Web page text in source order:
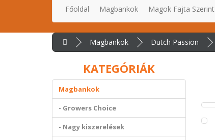
Főoldal Magbankok Magok Fajta Szerint
Magbankok Dutch Passion
KATEGÓRIÁK
Magbankok
- Growers Choice
- Nagy kiszerelések